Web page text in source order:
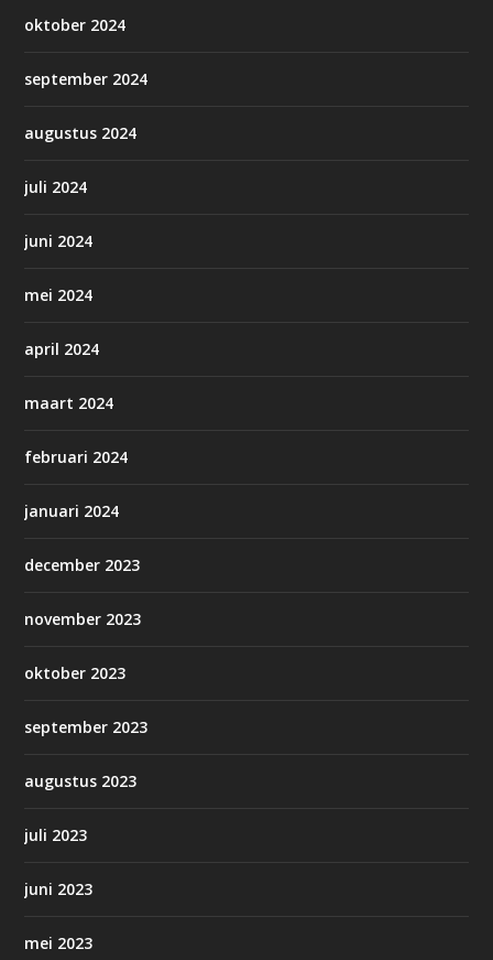
oktober 2024
september 2024
augustus 2024
juli 2024
juni 2024
mei 2024
april 2024
maart 2024
februari 2024
januari 2024
december 2023
november 2023
oktober 2023
september 2023
augustus 2023
juli 2023
juni 2023
mei 2023